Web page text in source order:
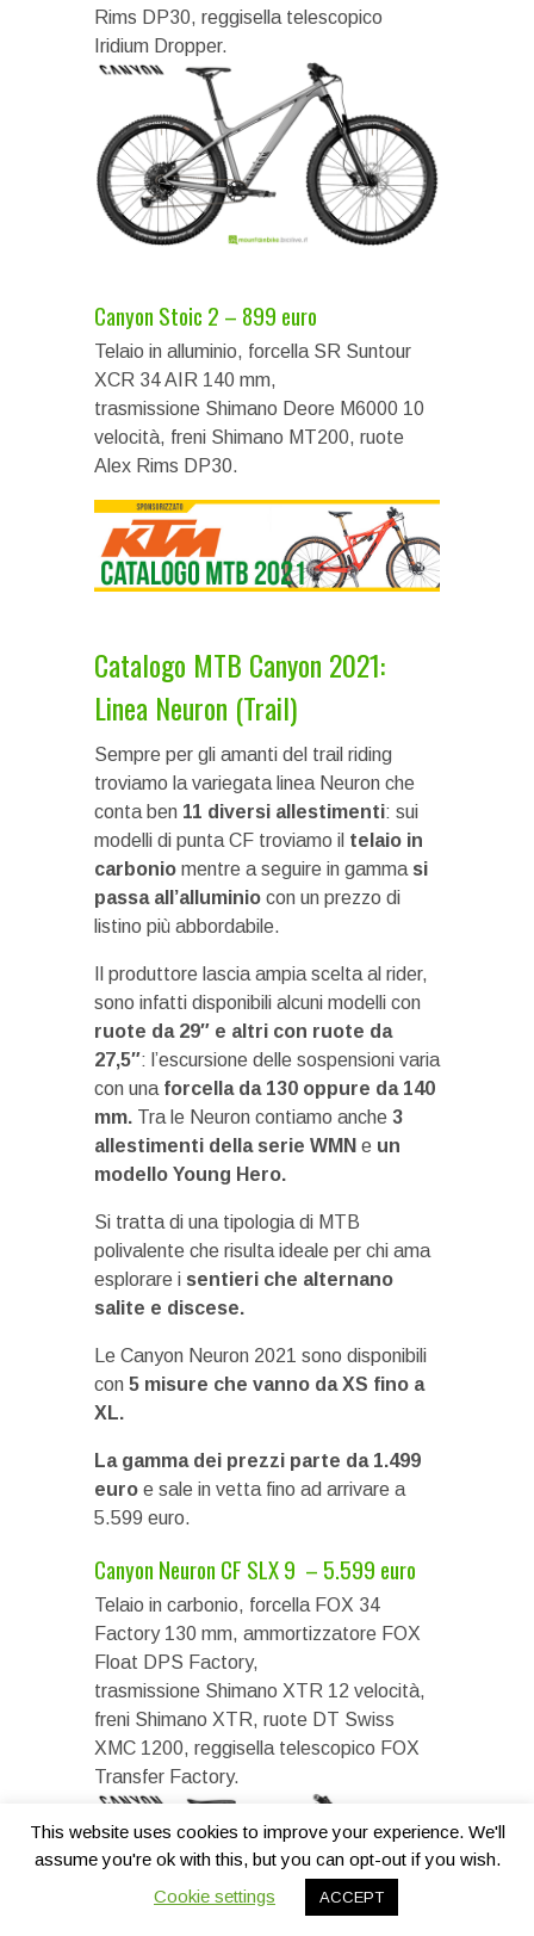
Rims DP30, reggisella telescopico
Iridium Dropper.
Canyon Stoic 2 – 899 euro
Telaio in alluminio, forcella SR Suntour
XCR 34 AIR 140 mm,
trasmissione Shimano Deore M6000 10
velocità, freni Shimano MT200, ruote
Alex Rims DP30.
Catalogo MTB Canyon 2021:
Linea Neuron (Trail)
Sempre per gli amanti del trail riding
troviamo la variegata linea Neuron che
conta ben 11 diversi allestimenti: sui
modelli di punta CF troviamo il telaio in
carbonio mentre a seguire in gammasi
passa all’alluminio con un prezzo di
listino più abbordabile.
Il produttore lascia ampia scelta al rider,
sono infatti disponibili alcuni modelli con
ruote da 29″ e altri con ruote da
27,5″: l’escursione delle sospensioni varia
con unaforcella da 130 oppure da 140
mm. Tra le Neuron contiamo anche 3
allestimenti della serie WMN e un
modello Young Hero.
Si tratta di una tipologia di MTB
polivalente che risulta ideale per chi ama
esplorare i sentieri che alternano
salite e discese.
Le Canyon Neuron 2021 sono disponibili
con 5 misure che vanno da XS fino a
XL.
La gamma dei prezzi parte da 1.499
euro e sale in vetta fino ad arrivare a
5.599 euro.
Canyon Neuron CF SLX 9 – 5.599 euro
Telaio in carbonio, forcella FOX 34
Factory 130 mm, ammortizzatore FOX
Float DPS Factory,
trasmissione Shimano XTR 12 velocità,
freni Shimano XTR, ruote DT Swiss
XMC 1200, reggisella telescopico FOX
Transfer Factory.
This website uses cookies to improve your experience. We'll
assume you're ok with this, but you can opt-out if you wish.
Cookie settings
ACCEPT